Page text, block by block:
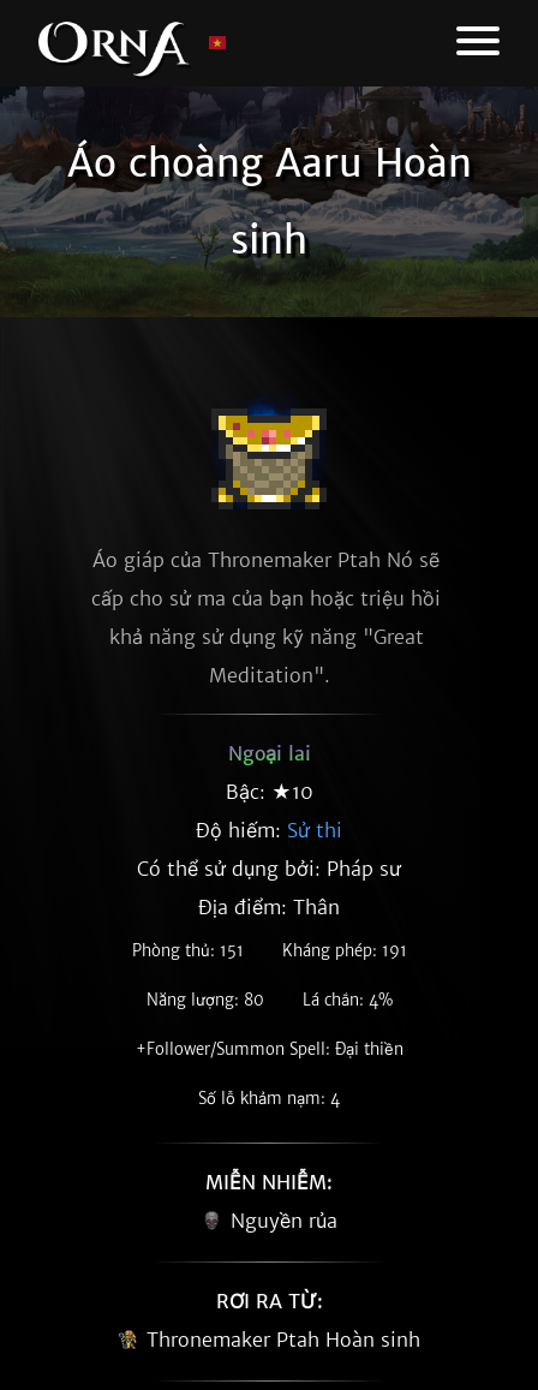
Áo choàng Aaru Hoàn
sinh
Áo giáp của Thronemaker Ptah Nó sẽ
cấp cho sử ma của bạn hoặc triệu hồi
khả năng sử dụng kỹ năng "Great
Meditation".
Ngoại lai
Bậc: ★10
Độ hiếm: Sử thi
Có thể sử dụng bởi: Pháp sư
Địa điểm: Thân
Phòng thủ: 151 Kháng phép: 191
Năng lượng: 80 Lá chắn: 4%
+Follower/Summon Spell: Đại thiền
Số lỗ khảm nạm: 4
MIỄN NHIỄM:
Nguyền rủa
RƠI RA TỪ:
Thronemaker Ptah Hoàn sinh